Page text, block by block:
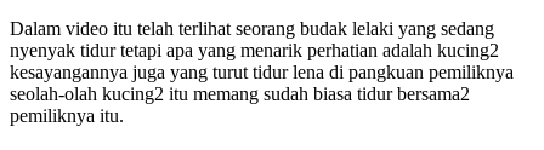
Dalam video itu telah terlihat seorang budak lelaki yang sedang
nyenyak tidur tetapi apa yang menarik perhatian adalah kucing2
kesayangannya juga yang turut tidur lena di pangkuan pemiliknya
seolah-olah kucing2 itu memang sudah biasa tidur bersama2
pemiliknya itu.